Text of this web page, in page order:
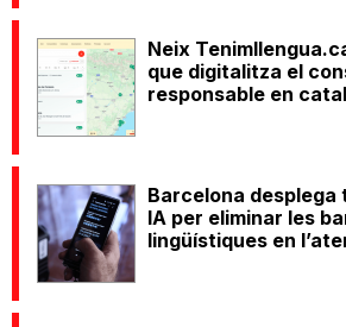
Neix
que digitalitza el
responsable en
Barcelona
IA per eliminar les
lingüístiques en